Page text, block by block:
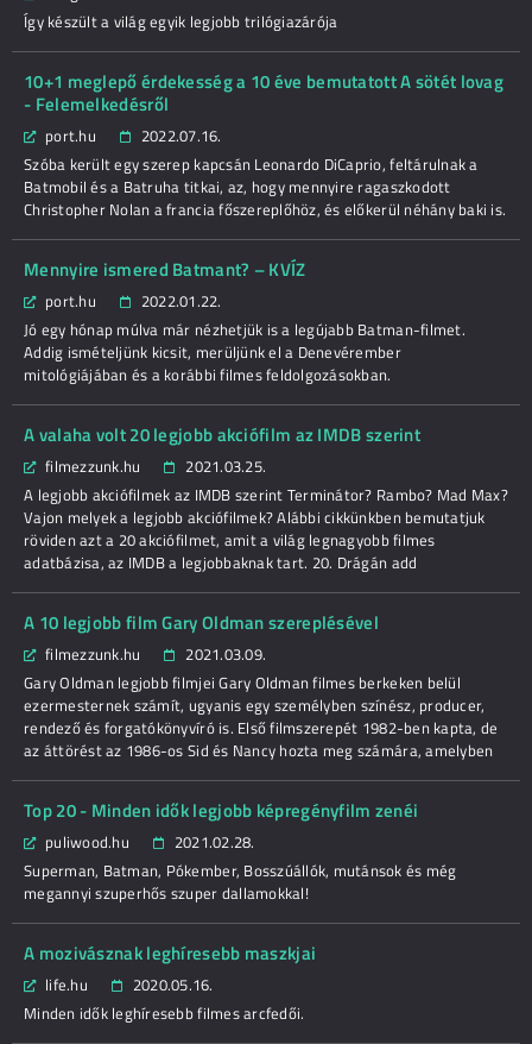
Így készült a világ egyik legjobb trilógiazárója
10+1 meglepő érdekesség a 10 éve bemutatott A sötét lovag
- Felemelkedésről
port.hu
2022.07.16.
Szóba került egy szerep kapcsán Leonardo DiCaprio, feltárulnak a
Batmobil és a Batruha titkai, az, hogy mennyire ragaszkodott
Christopher Nolan a francia főszereplőhöz, és előkerül néhány baki is.
Mennyire ismered Batmant? – KVÍZ
port.hu
2022.01.22.
Jó egy hónap múlva már nézhetjük is a legújabb Batman-filmet.
Addig ismételjünk kicsit, merüljünk el a Denevérember
mitológiájában és a korábbi filmes feldolgozásokban.
A valaha volt 20 legjobb akciófilm az IMDB szerint
filmezzunk.hu
2021.03.25.
A legjobb akciófilmek az IMDB szerint Terminátor? Rambo? Mad Max?
Vajon melyek a legjobb akciófilmek? Alábbi cikkünkben bemutatjuk
röviden azt a 20 akciófilmet, amit a világ legnagyobb filmes
adatbázisa, az IMDB a legjobbaknak tart. 20. Drágán add
A 10 legjobb film Gary Oldman szereplésével
filmezzunk.hu
2021.03.09.
Gary Oldman legjobb filmjei Gary Oldman filmes berkeken belül
ezermesternek számít, ugyanis egy személyben színész, producer,
rendező és forgatókönyvíró is. Első filmszerepét 1982-ben kapta, de
az áttörést az 1986-os Sid és Nancy hozta meg számára, amelyben
Top 20 - Minden idők legjobb képregényfilm zenéi
puliwood.hu
2021.02.28.
Superman, Batman, Pókember, Bosszúállók, mutánsok és még
megannyi szuperhős szuper dallamokkal!
A mozivásznak leghíresebb maszkjai
life.hu
2020.05.16.
Minden idők leghíresebb filmes arcfedői.